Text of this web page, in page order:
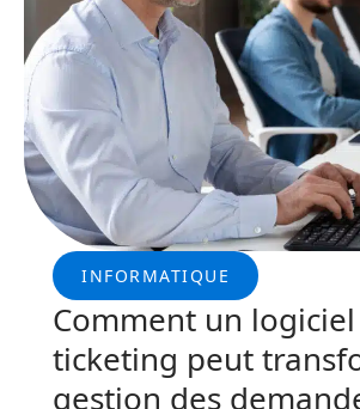
INFORMATIQUE
Comment un
ticketing peut
gestion des